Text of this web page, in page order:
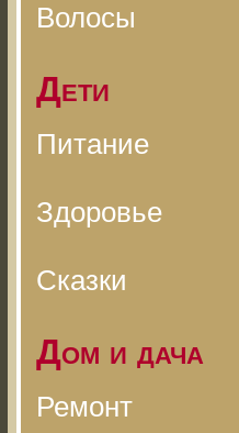
Волосы
Дети
Питание
Здоровье
Сказки
Дом и дача
Ремонт